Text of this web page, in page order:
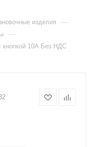
изделия —
—
кнопкой 10А Без НДС